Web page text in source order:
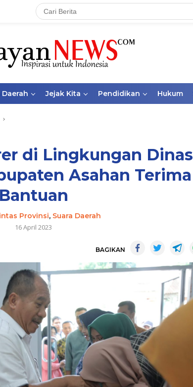
Daerah Jejak Kita Pendidikan Hukum
di Lingkungan Dinas
Asahan Terima
Bantuan
Provinsi, Suara Daerah
16 April 2023
BAGIKAN